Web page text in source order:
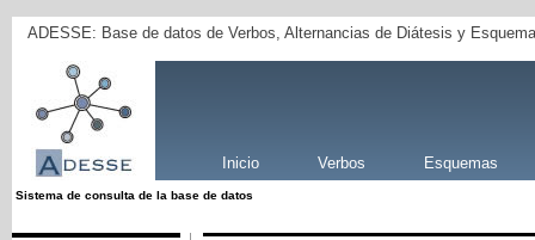
ADESSE: Base de datos de Verbos, Alternancias de Diátesis y
Inicio Verbos Esquemas
Sistema de consulta de la base de datos